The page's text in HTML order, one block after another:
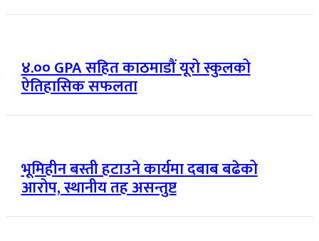
४.०० GPA सहित काठमाडौं यूरो स्कुलको
ऐतिहासिक सफलता
भूमिहीन बस्ती हटाउने कार्यमा दबाब बढेको
आरोप, स्थानीय तह असन्तुष्ट